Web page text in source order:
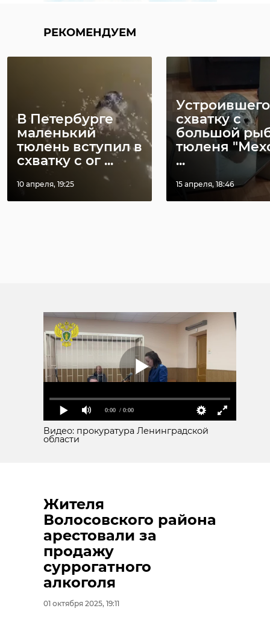
РЕКОМЕНДУЕМ
В Петербурге
маленький
тюлень вступил в
схватку с ог ...
10 апреля, 19:25
Устроившего
схватку с
большой
тюленя
...
15 апреля, 18:46
0:00 / 0:00
Видео: прокуратура Ленинградской
области
Жителя
Волосовского района
арестовали за
продажу
суррогатного
алкоголя
01 октября 2025, 19:11